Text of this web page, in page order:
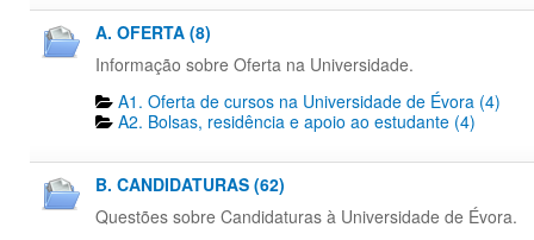
A. OFERTA (8)
Informação sobre Oferta na Universidade.
A1. Oferta de cursos na Universidade de Évora (4)
A2. Bolsas, residência e apoio ao estudante (4)
B. CANDIDATURAS (62)
Questões sobre Candidaturas à Universidade de Évora.